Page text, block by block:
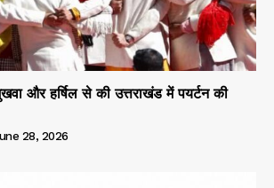
और हर्षिल से की उत्तराखंड में पयर्टन की
28, 2026